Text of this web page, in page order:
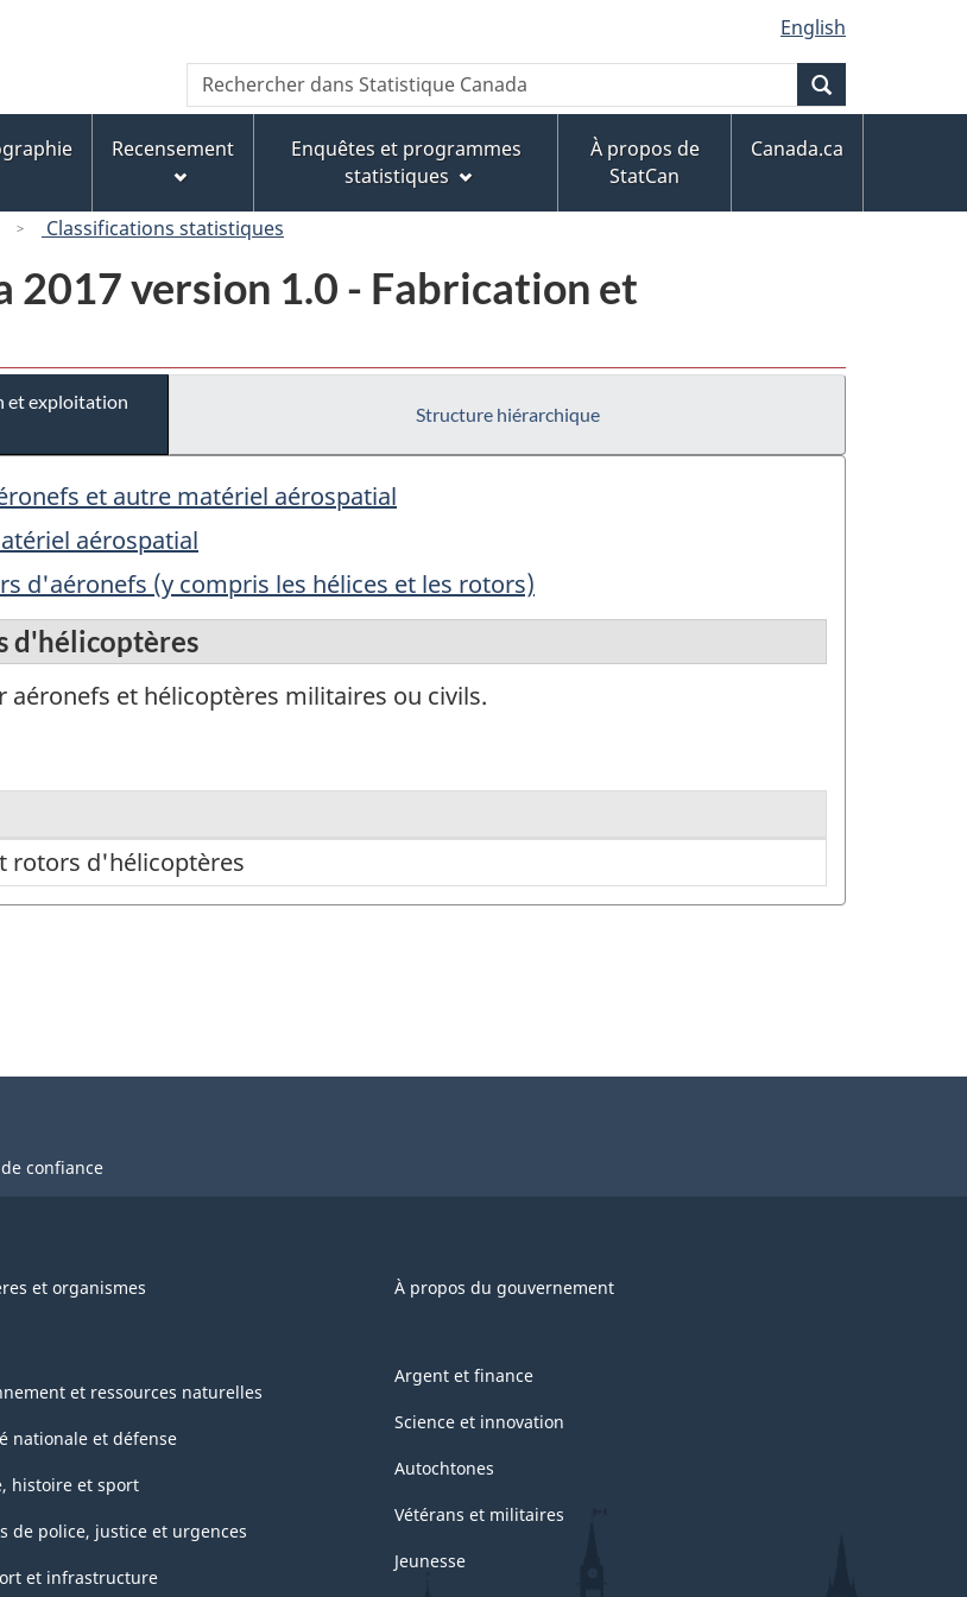
au
contenu
principal
« À
propos
de
ce
version
HTML
simplifiée
English
Recherche
Rechercher
dans
Canada
Recensement
Enquêtes et programmes
statistiques
À propos de
StatCan
Canada.ca
Classifications statistiques
2017 version 1.0 - Fabrication et
et exploitation
Structure hiérarchique
et autre matériel aérospatial
aérospatial
d'aéronefs (y compris les hélices et les rotors)
d'hélicoptères
et hélicoptères militaires ou civils.
rotors d'hélicoptères
confiance
et organismes À propos du gouvernement
et ressources naturelles
nationale et défense
histoire et sport
de police, justice et urgences
et infrastructure
Argent et finance
Science et innovation
Autochtones
Vétérans et militaires
Jeunesse